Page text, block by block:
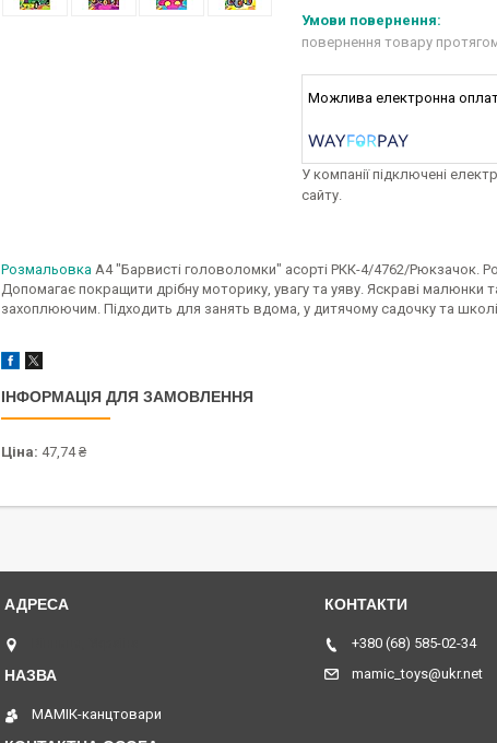
повернення товару
У компанії підключені
сайту.
Розмальовка A4 "Барвисті головоломки" асорті РКК-4/4762/Рюкзачок.
Допомагає покращити дрібну моторику, увагу та уяву. Яскраві малюнки
захоплюючим. Підходить для занять вдома, у дитячому садочку та
ІНФОРМАЦІЯ ДЛЯ ЗАМОВЛЕННЯ
Ціна: 47,74 ₴
МАМІК-канцтовари
+380 (68) 585-02-34
mamic_toys@ukr.net